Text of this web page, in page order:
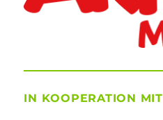
IN KOOPERATION MIT